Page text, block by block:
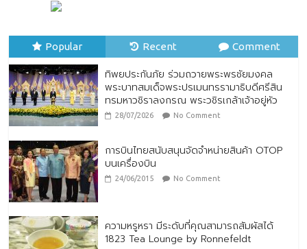
พระบาทสมเด็จพระปรเมนทรรามาธิบดีศรีสิน
ทรมหาวชิราลงกรณ พระวชิรเกล้าเจ้าอยู่หัว
Popular Recent Comment
ทิพยประกันภัย ร่วมถวายพระพรชัยมงคล
พระบาทสมเด็จพระปรเมนทรรามาธิบดีศรีสิน
ทรมหาวชิราลงกรณ พระวชิรเกล้าเจ้าอยู่หัว
28/07/2026 No Comment
การบินไทยสนับสนุนจัดจำหน่ายสินค้า OTOP
บนเครื่องบิน
24/06/2015 No Comment
ความหรูหรา มีระดับที่คุณสามารถสัมผัสได้
1823 Tea Lounge by Ronnefeldt